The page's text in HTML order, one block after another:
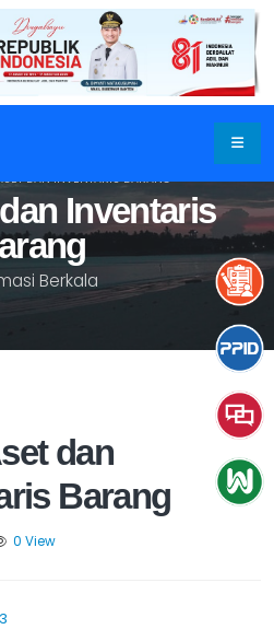
Inventaris
Berkala
DAN INVENTARIS BARANG
dan
Barang
0 View